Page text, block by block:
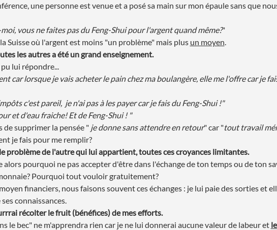
une personne est venue et a posé sa main sur mon épaule sans que
vous ne faites pas du Feng-Shui pour l'argent quand même?"
Suisse où l'argent est moins "un problème" mais plus un moyen.
les autres a été un grand enseignement.
lui répondre...
car lorsque je vais acheter le pain chez ma boulangère, elle me l'offre car je
c'est pareil,  je n'ai pas à les payer car je fais du Feng-Shui !"
et d'eau fraiche! Et de Feng-Shui ! "
de supprimer la pensée " je donne sans attendre en retour" car "tout travail
je fais pour me remplir?
problème de l'autre qui lui appartient, toutes ces croyances limitantes.
alors pourquoi ne pas accepter d'être dans l'échange de ton temps ou de ton
Pourquoi tout vouloir gratuitement?
financiers, nous faisons souvent ces échanges : je lui paie des sorties et
connaissances.
récolter le fruit (bénéfices) de mes efforts.
le bec" ne m'apprendra rien car je ne lui donnerai aucune valeur de labeur et